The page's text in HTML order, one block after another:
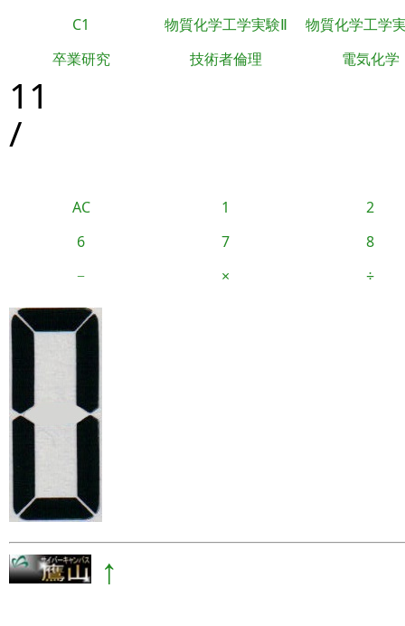
C1 物質化学工学実験Ⅱ
物質化学工学
卒業研究
技術者倫理 電気化学
11
/
AC 1
2
6
7
8
−
× ÷
↑